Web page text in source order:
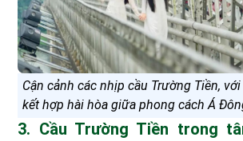
Cận cảnh các nhịp cầu Trường Tiền,
kết hợp hài hòa giữa phong cách Á
3. Cầu Trường Tiền trong